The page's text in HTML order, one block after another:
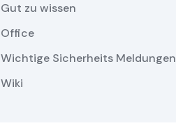
Gut zu wissen
Office
Wichtige Sicherheits Meldungen
Wiki